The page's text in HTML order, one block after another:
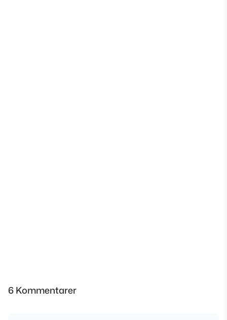
6 Kommentarer